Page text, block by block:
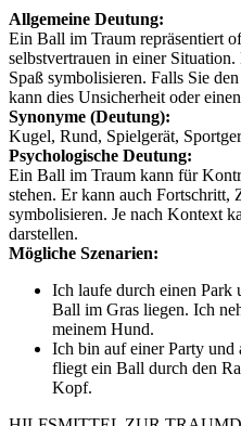
Allgemeine Deutung:
Ein Ball im Traum repräsentiert
selbstvertrauen in einer
Spaß symbolisieren. Falls Sie
kann dies Unsicherheit oder
Synonyme (Deutung):
Kugel, Rund, Spielgerät,
Psychologische Deutung:
Ein Ball im Traum kann für
stehen. Er kann auch
symbolisieren. Je nach Kontext
darstellen.
Mögliche Szenarien:
Ich laufe durch einen Park
Ball im Gras liegen. Ich
meinem Hund.
Ich bin auf einer Party und
fliegt ein Ball durch den
Kopf.